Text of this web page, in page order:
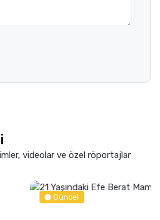
videolar ve özel röportajlar